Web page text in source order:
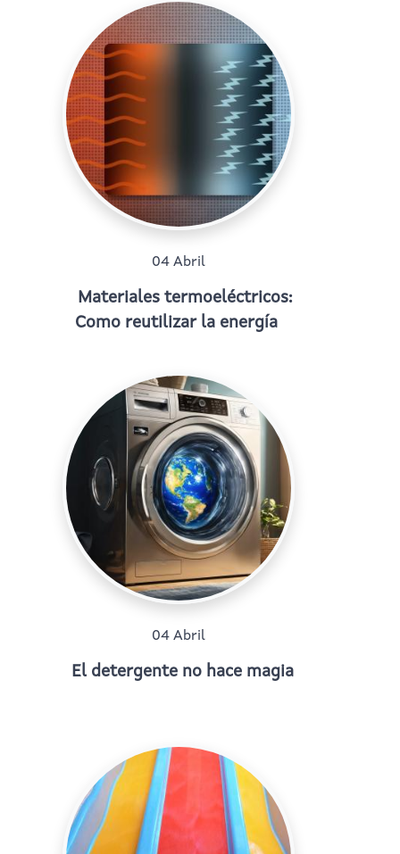
04 Abril
Materiales termoeléctricos:
Como reutilizar la energía
04 Abril
El detergente no hace magia